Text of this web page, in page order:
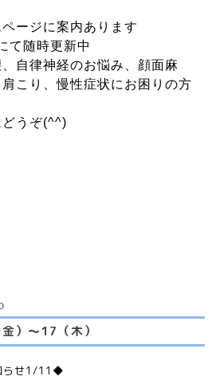
ージに案内あります
て随時更新中
自律神経のお悩み、顔面麻
こり、慢性症状にお困りの方
うぞ(^^)
）〜17（木）
らせ1/11◆